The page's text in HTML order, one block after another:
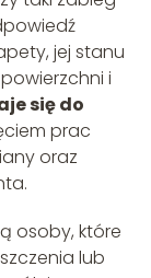
jej stanu
i
się do
prac
oraz
osoby, które
lub